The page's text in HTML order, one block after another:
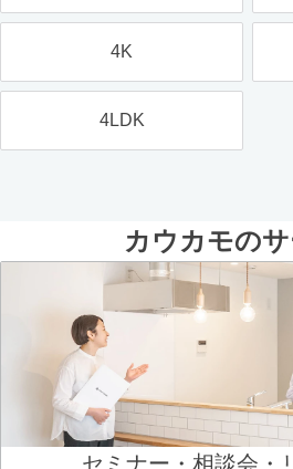
4K
4LDK
カウカモの
セミナー・相談会・